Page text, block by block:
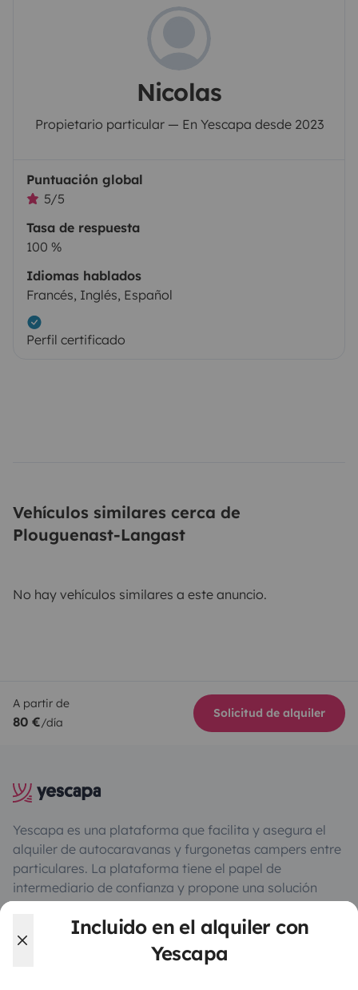
Incluido en el alquiler con
Yescapa
Nicolas
Propietario particular — En Yescapa desde 2023
Puntuación global
5/5
Tasa de respuesta
100 %
Idiomas hablados
Francés, Inglés, Español
Perfil certificado
Vehículos similares cerca de
Plouguenast-Langast
No hay vehículos similares a este anuncio.
A partir de
80 €/día
Solicitud de alquiler
Yescapa es una plataforma que facilita y asegura el
alquiler de autocaravanas y furgonetas campers entre
particulares. La plataforma tiene el papel de
intermediario de confianza y propone una solución
llave en mano para unas vacaciones en total libertad y
seguridad.
3.88/5 sobre 1170 opiniones de usuarios en Trusted